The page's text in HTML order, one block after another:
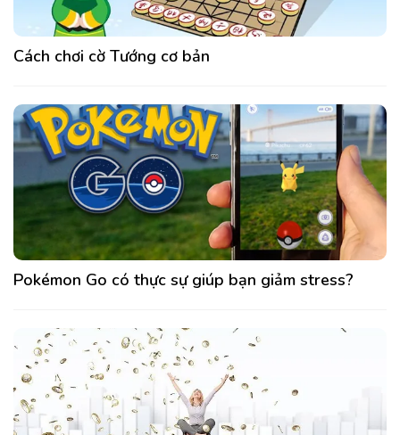
Cách chơi cờ Tướng cơ bản
Pokémon Go có thực sự giúp bạn giảm stress?